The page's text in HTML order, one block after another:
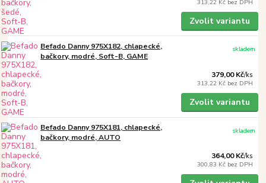
313,22 Kč bez DPH
Zvolit variantu
Befado Danny 975X182, chlapecké,
bačkory, modré, Soft-B, GAME
379,00 Kč/ks
313,22 Kč bez DPH
skladem
Zvolit variantu
Befado Danny 975X181, chlapecké,
bačkory, modré, AUTO
364,00 Kč/ks
300,83 Kč bez DPH
skladem